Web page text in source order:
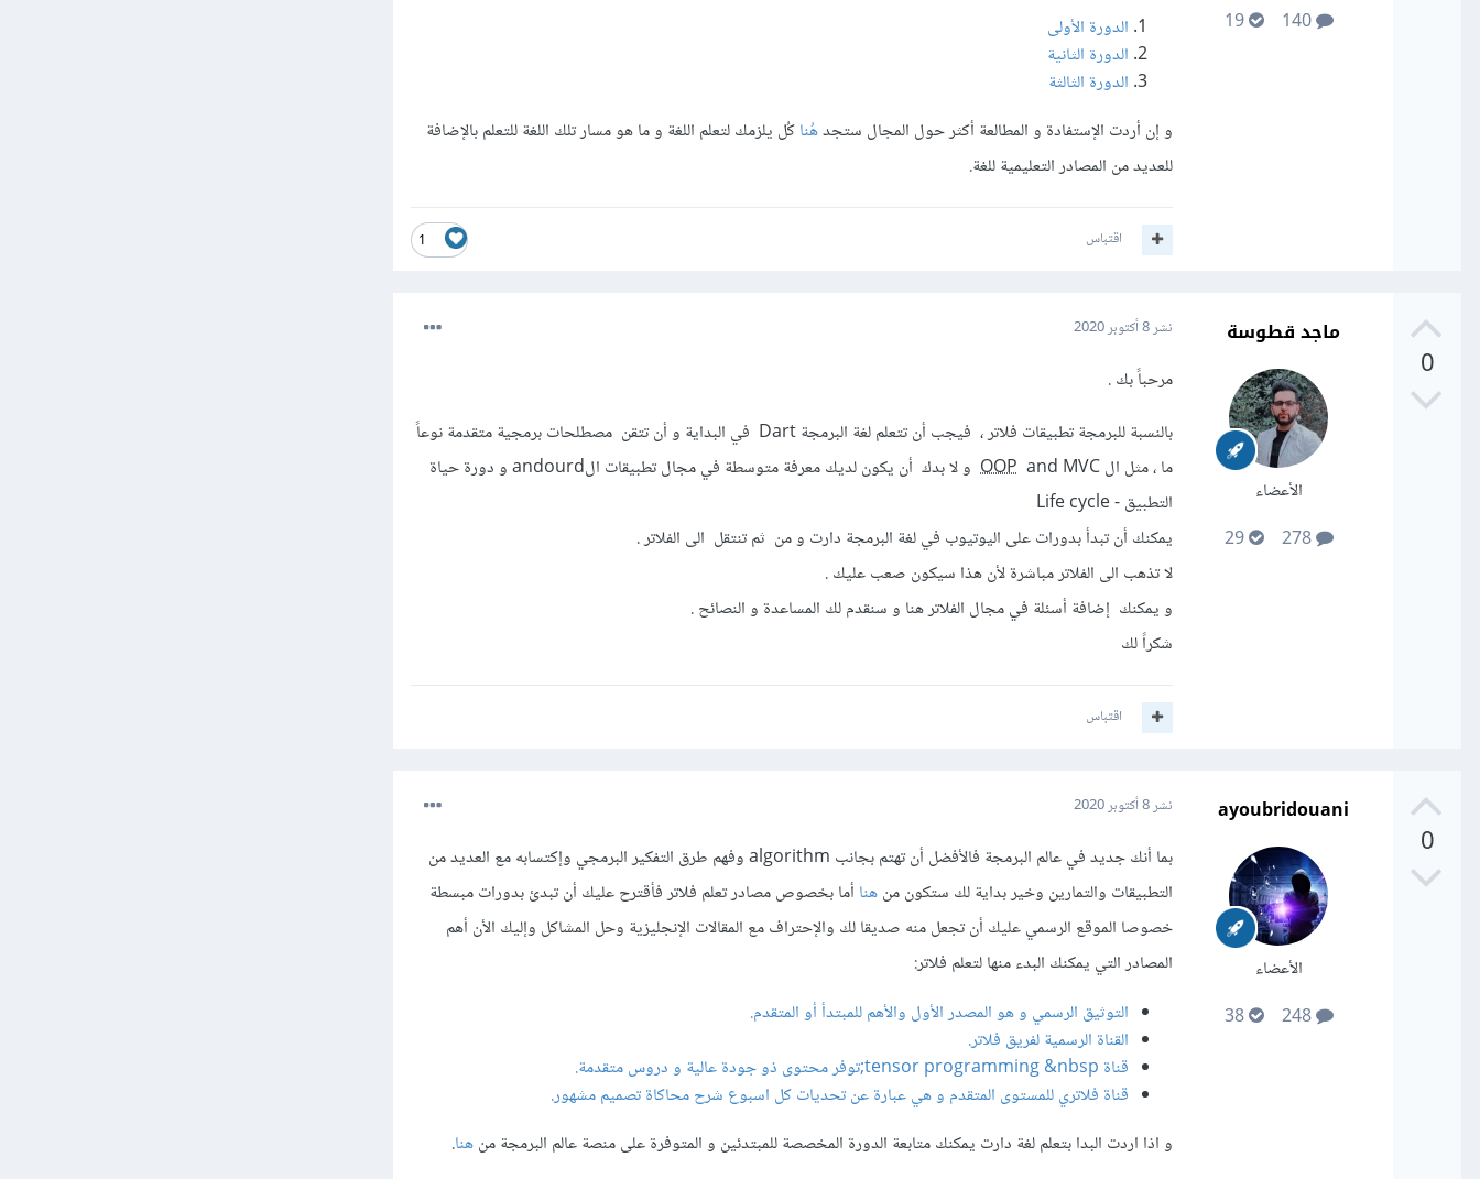
140
19
الدورة الأولى
الدورة الثانية
الدورة الثالثة
و إن أردت الإستفادة و المطالعة أكثر حول المجال ستجدهُناكُل يلزمك لتعلم اللغة و ما هو مسار تلك اللغة للتعلم بالإضافة
للعديد من المصادر التعليمية للغة.
1 اقتباس
0
ماجد قطوسة
الأعضاء
278
29
نشر8 أكتوبر 2020
مرحباً بك .
بالنسبة للبرمجة تطبيقات فلاتر ، فيجب أن تتعلم لغة البرمجة Dart في البداية و أن تتقن مصطلحات برمجية متقدمة نوعاً
ما ، مثل ال
OOP
and MVC و لا بدك أن يكون لديك معرفة متوسطة في مجال تطبيقات الandourd و دورة حياة
التطبيق - Life cycle
يمكنك أن تبدأ بدورات على اليوتيوب في لغة البرمجة دارت و من ثم تنتقل الى الفلاتر .
لا تذهب الى الفلاتر مباشرة لأن هذا سيكون صعب عليك .
و يمكنك إضافة أسئلة في مجال الفلاتر هنا و سنقدم لك المساعدة و النصائح .
شكراً لك
اقتباس
0
ayoubridouani
الأعضاء
248
38
نشر8 أكتوبر 2020
بما أنك جديد في عالم البرمجة فالأفضل أن تهتم بجانب algorithm وفهم طرق التفكير البرمجي وإكتسابه مع العديد من
التطبيقات والتمارين وخير بداية لك ستكون منهنا أما بخصوص مصادر تعلم فلاتر فأقترح عليك أن تبدئ بدورات مبسطة
خصوصا الموقع الرسمي عليك أن تجعل منه صديقا لك والإحتراف مع المقالات الإنجليزية وحل المشاكل وإليك الأن أهم
المصادر التي يمكنك البدء منها لتعلم فلاتر:
التوثيق الرسمي و هو المصدر الأول والأهم للمبتدأ أو المتقدم.
القناة الرسمية لفريق فلاتر.
قناة tensor programming &nbsp;توفر محتوى ذو جودة عالية و دروس متقدمة.
قناة فلاتري للمستوى المتقدم و هي عبارة عن تحديات كل اسبوع شرح محاكاة تصميم مشهور.
و اذا اردت البدا بتعلم لغة دارت يمكنك متابعة الدورة المخصصة للمبتدئين و المتوفرة على منصة عالم البرمجة منهنا.